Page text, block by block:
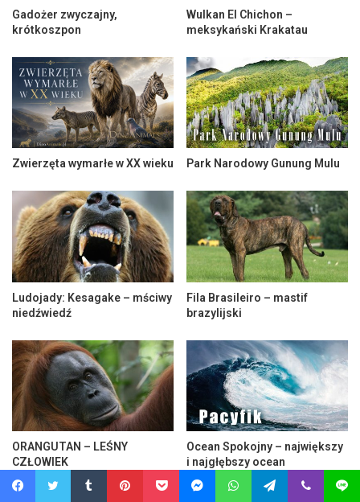
Gadożer zwyczajny,
krótkoszpon
Wulkan El Chichon –
meksykański Krakatau
Zwierzęta wymarłe w XX wieku Park Narodowy Gunung Mulu
Ludojady: Kesagake – mściwy
niedźwiedź
Fila Brasileiro – mastif
brazylijski
ORANGUTAN – LEŚNY
CZŁOWIEK
Ocean Spokojny – największy
i najgłębszy ocean